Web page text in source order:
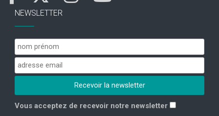
NEWSLETTER
Vous acceptez de recevoir notre newsletter